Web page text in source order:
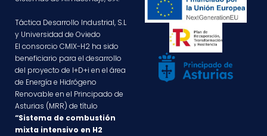
Táctica Desarrollo Industrial, S.L
y Universidad de Oviedo
El consorcio CMIX-H2 ha sido
beneficiario para el desarrollo
del proyecto de I+D+i en el área
de Energía e Hidrógeno
Renovable en el Principado de
Asturias (MRR) de título
“Sistema de combustión
mixta intensivo en H2